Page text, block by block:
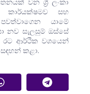
කාර්යක්ෂමව සහ
යාමේ
නව සැලසුම් ඔස්සේ
රට ආර්ථික වශයෙන්
කළා.